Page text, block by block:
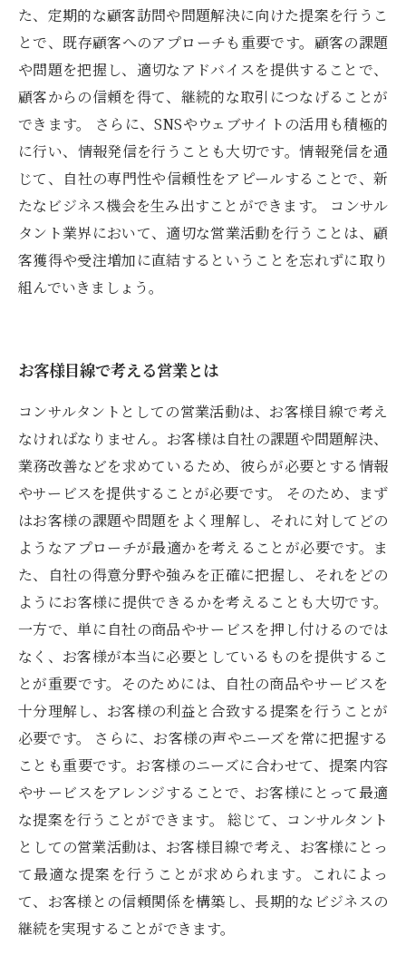
た、定期的な顧客訪問や問題解決に向けた提案を行うこ
とで、既存顧客へのアプローチも重要です。顧客の課題
や問題を把握し、適切なアドバイスを提供することで、
顧客からの信頼を得て、継続的な取引につなげることが
できます。 さらに、SNSやウェブサイトの活用も積極的
に行い、情報発信を行うことも大切です。情報発信を通
じて、自社の専門性や信頼性をアピールすることで、新
たなビジネス機会を生み出すことができます。 コンサル
タント業界において、適切な営業活動を行うことは、顧
客獲得や受注増加に直結するということを忘れずに取り
組んでいきましょう。
お客様目線で考える営業とは
コンサルタントとしての営業活動は、お客様目線で考え
なければなりません。お客様は自社の課題や問題解決、
業務改善などを求めているため、彼らが必要とする情報
やサービスを提供することが必要です。 そのため、まず
はお客様の課題や問題をよく理解し、それに対してどの
ようなアプローチが最適かを考えることが必要です。ま
た、自社の得意分野や強みを正確に把握し、それをどの
ようにお客様に提供できるかを考えることも大切です。
一方で、単に自社の商品やサービスを押し付けるのでは
なく、お客様が本当に必要としているものを提供するこ
とが重要です。そのためには、自社の商品やサービスを
十分理解し、お客様の利益と合致する提案を行うことが
必要です。 さらに、お客様の声やニーズを常に把握する
ことも重要です。お客様のニーズに合わせて、提案内容
やサービスをアレンジすることで、お客様にとって最適
な提案を行うことができます。 総じて、コンサルタント
としての営業活動は、お客様目線で考え、お客様にとっ
て最適な提案を行うことが求められます。これによっ
て、お客様との信頼関係を構築し、長期的なビジネスの
継続を実現することができます。